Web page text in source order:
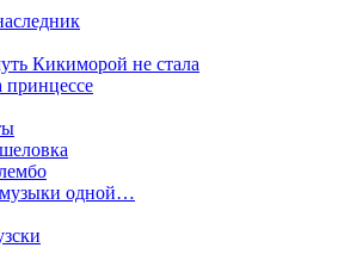
Кикиморой не стала
принцессе
одной…